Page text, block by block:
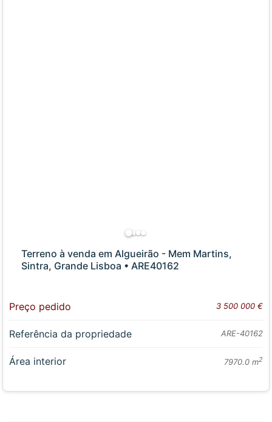
Terreno à venda em Algueirão - Mem Martins,
Sintra, Grande Lisboa • ARE40162
Preço pedido 3 500 000 €
Referência da propriedade ARE-40162
Área interior 7970.0 m2